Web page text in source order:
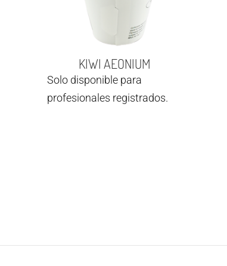
KIWI AEONIUM
Solo disponible para
profesionales registrados.